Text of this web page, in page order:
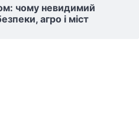
чому невидимий
агро і міст